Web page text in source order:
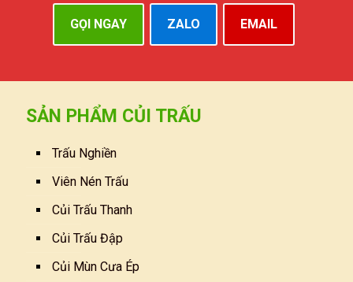
GỌI NGAY ZALO EMAIL
SẢN PHẨM CỦI TRẤU
Trấu Nghiền
Viên Nén Trấu
Củi Trấu Thanh
Củi Trấu Đập
Củi Mùn Cưa Ép